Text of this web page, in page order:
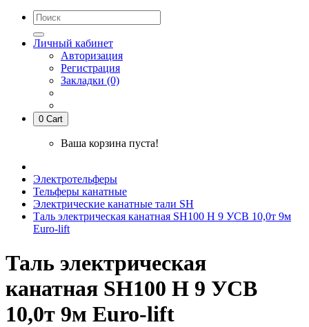
Личный кабинет
Авторизация
Регистрация
Закладки (0)
0 Cart
Ваша корзина пуста!
Электротельферы
Тельферы канатные
Электрические канатные тали SH
Таль электрическая канатная SH100 H 9 УСВ 10,0т 9м
Euro-lift
Таль электрическая
канатная SH100 H 9 УСВ
10,0т 9м Euro-lift